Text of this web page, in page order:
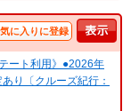
に入りに登録
ート利用》●2026年
り〔クルーズ紀行：